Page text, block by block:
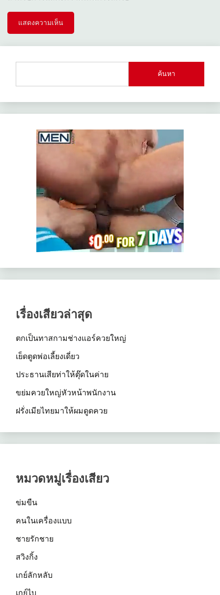
ค้นหา
เรื่องเสียวล่าสุด
ตกเป็นทาสกามช่างแอร์ควยใหญ่
เย็ดตูดพ่อเลี้ยงเดี่ยว
ประธานเสียท่าให้ตุ๊ดในค่าย
ขย่มควยใหญ่หัวหน้าพนักงาน
ฝรั่งเมียไทยมาให้ผมดูดควย
หมวดหมู่เรื่องเสียว
ข่มขืน
คนในเครื่องแบบ
ชายรักชาย
สวิงกิ้ง
เกย์ลักหลับ
เกย์ไบ